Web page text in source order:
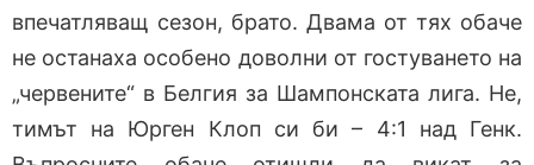
впечатляващ сезон, брато. Двама от тях обаче
не останаха особено доволни от гостуването на
„червените“ в Белгия за Шампонската лига. Не,
тимът на Юрген Клоп си би – 4:1 над Генк.